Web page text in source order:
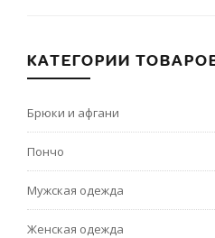
КАТЕГОРИИ
Брюки и афгани
Пончо
Мужская одежда
Женская одежда